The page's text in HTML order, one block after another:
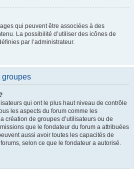
qui peuvent être associées à des
La possibilité d’utiliser des icônes de
par l’administrateur.
groupes
qui ont le plus haut niveau de contrôle
les aspects du forum comme les
création de groupes d’utilisateurs ou de
que le fondateur du forum a attribuées
aussi avoir toutes les capacités de
selon ce que le fondateur a autorisé.